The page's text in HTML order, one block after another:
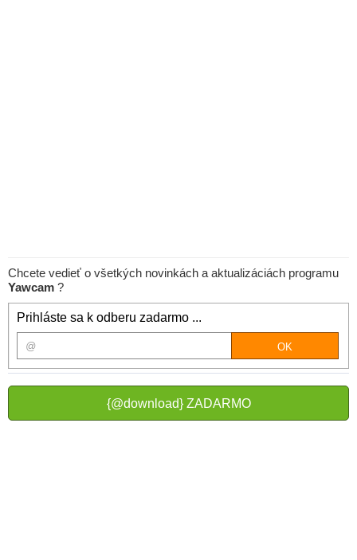
Chcete vedieť o všetkých novinkách a aktualizáciách programu
Yawcam ?
Prihláste sa k odberu zadarmo ...
{@download} ZADARMO